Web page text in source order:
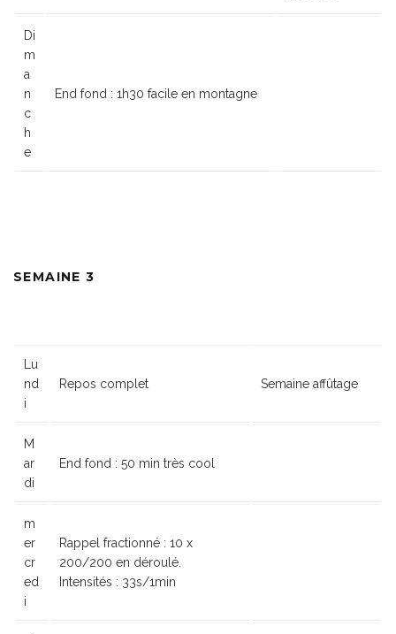
Di
m
a
n
c
h
e
End fond : 1h30 facile en montagne
SEMAINE 3
Lu
nd
i
Repos complet Semaine affûtage
M
ar
di
End fond : 50 min très cool
m
er
cr
ed
i
Rappel fractionné : 10 x
200/200 en déroulé.
Intensités : 33s/1min